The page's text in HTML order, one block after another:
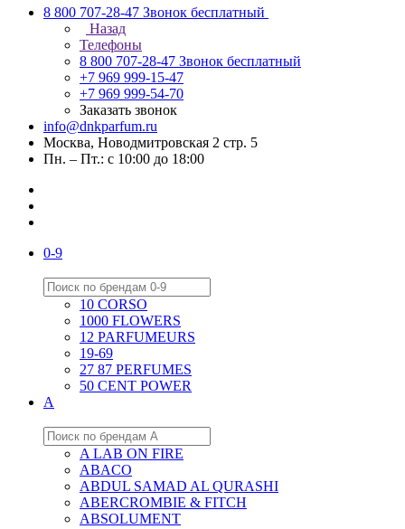
8 800 707-28-47 Звонок бесплатный
Назад
Телефоны
8 800 707-28-47 Звонок бесплатный
+7 969 999-15-47
+7 969 999-54-70
Заказать звонок
info@dnkparfum.ru
Москва, Новодмитровская 2 стр. 5
Пн. – Пт.: с 10:00 до 18:00
0-9
10 CORSO
1000 FLOWERS
12 PARFUMEURS
19-69
27 87 PERFUMES
50 CENT POWER
A
A LAB ON FIRE
ABACO
ABDUL SAMAD AL QURASHI
ABERCROMBIE & FITCH
ABSOLUMENT